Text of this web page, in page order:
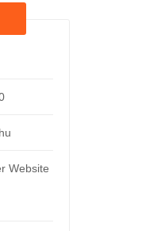
Website